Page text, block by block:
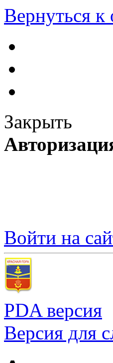
Вернуться
Закрыть
Войти на
PDA версия
Версия для